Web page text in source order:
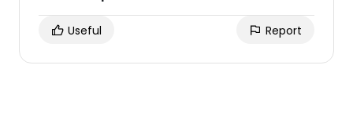
Useful Report